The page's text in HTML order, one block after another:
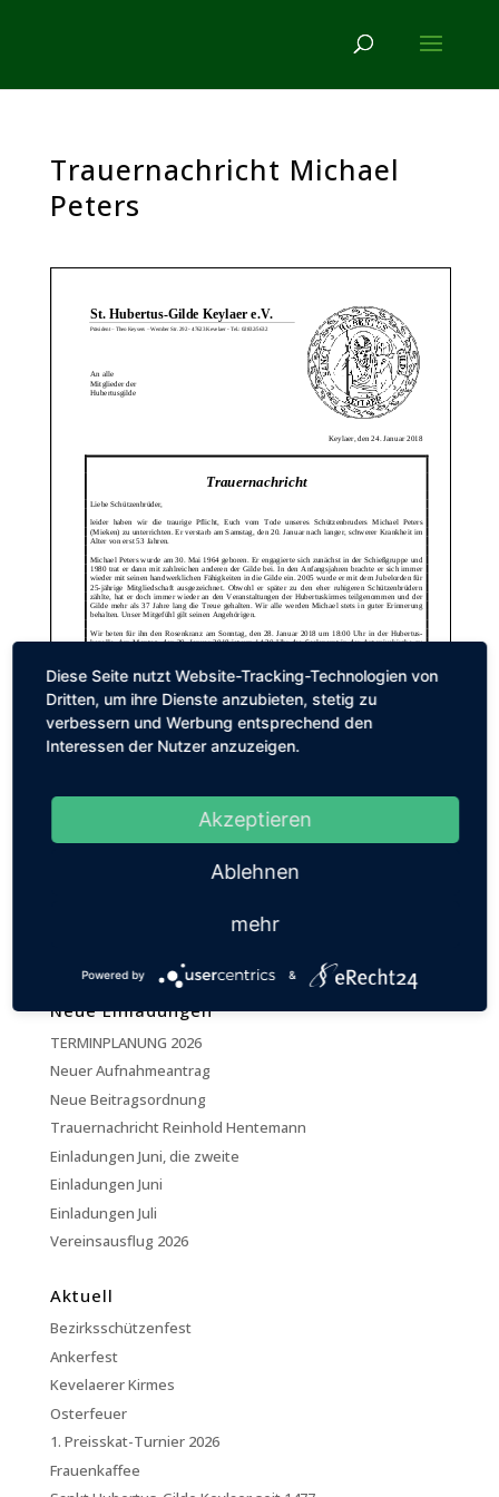
Trauernachricht Michael
Peters
Vogelschießen 2018
Patronatsfest Hubertus-
Neue Einladungen
TERMINPLANUNG 2026
Neuer Aufnahmeantrag
Neue Beitragsordnung
Trauernachricht Reinhold Hentemann
Einladungen Juni, die zweite
Einladungen Juni
Einladungen Juli
Vereinsausflug 2026
Aktuell
Bezirksschützenfest
Ankerfest
Kevelaerer Kirmes
Osterfeuer
1. Preisskat-Turnier 2026
Frauenkaffee
Diese Seite nutzt Website-Tracking-Technologien von
Dritten, um ihre Dienste anzubieten, stetig zu
verbessern und Werbung entsprechend den
Interessen der Nutzer anzuzeigen.
Akzeptieren
Ablehnen
mehr
Powered by &